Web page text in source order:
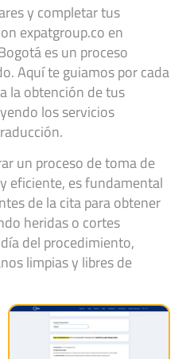
y completar tus
expatgroup.co en
es un proceso
Aquí te guiamos por cada
la obtención de tus
los servicios
un proceso de toma de
eficiente, es fundamental
de la cita para obtener
heridas o cortes
del procedimiento,
limpias y libres de